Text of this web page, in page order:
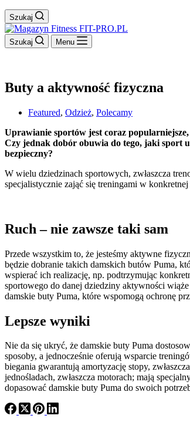
Szukaj
Szukaj Menu
Buty a aktywność fizyczna
Featured, Odzież, Polecamy
Uprawianie sportów jest coraz
Czy jednak dobór obuwia do tego, jaki sport
bezpieczny?
W wielu dziedzinach sportowych, zwłaszcza
specjalistycznie zająć się treningami w
Ruch – nie zawsze taki sam
Przede wszystkim to, że jesteśmy aktywne
będzie dobranie takich damskich butów Puma,
wspierać ich realizację, np. podtrzymując
sportowego do danej dziedziny aktywności
damskie buty Puma, które wspomogą ochronę
Lepsze wyniki
Nie da się ukryć, że damskie buty Puma
sposoby, a jednocześnie oferują wsparcie
biegania gwarantują amortyzację stopy,
jednośladach, zwłaszcza motorach; mają
dopasować damskie buty Puma do swoich